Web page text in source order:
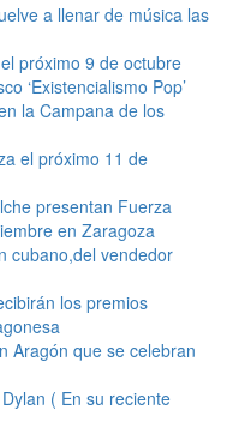
a llenar de música las
próximo 9 de octubre
‘Existencialismo Pop’
la Campana de los
el próximo 11 de
presentan Fuerza
en Zaragoza
cubano,del vendedor
los premios
Aragón que se celebran
( En su reciente